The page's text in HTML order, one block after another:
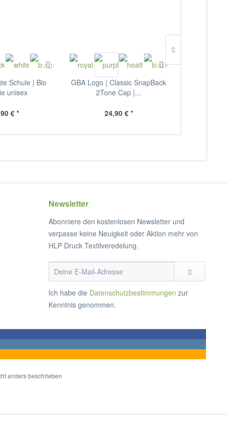
Schule | Bio
unisex
€ *
GBA Logo | Classic SnapBack
2Tone Cap |...
24,90 € *
Newsletter
Abonniere den kostenlosen Newsletter und
verpasse keine Neuigkeit oder Aktion mehr von
HLP Druck Textilveredelung.
Ich habe die Datenschutzbestimmungen zur
Kenntnis genommen.
anders beschrieben